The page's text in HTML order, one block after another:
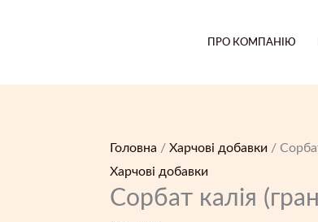
ПРО КОМПАНІЮ
Головна / Харчові добавки /
Харчові добавки
Сорбат калія